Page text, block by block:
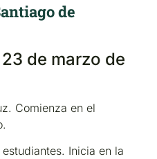
de
de marzo de
Comienza en el
Inicia en la